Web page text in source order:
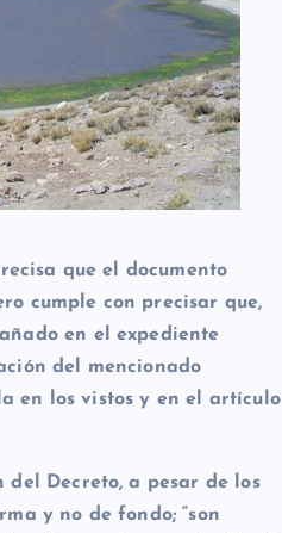
que el documento
cumple con precisar que,
en el expediente
del mencionado
en los vistos y en el artículo
Decreto, a pesar de los
y no de fondo; “son